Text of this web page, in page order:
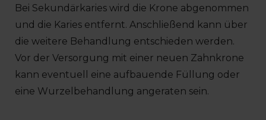
Bei Sekundärkaries wird die Krone abgenommen
und die Karies entfernt. Anschließend kann über
die weitere Behandlung entschieden werden.
Vor der Versorgung mit einer neuen Zahnkrone
kann eventuell eine aufbauende Füllung oder
eine Wurzelbehandlung angeraten sein.